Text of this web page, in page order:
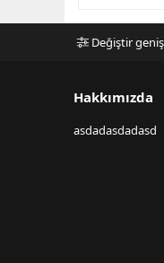
Değiştir
Hakkımızda
asdadasdadasd